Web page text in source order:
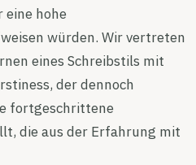
eine hohe
würden. Wir vertreten
eines Schreibstils mit
der dennoch
fortgeschrittene
die aus der Erfahrung mit